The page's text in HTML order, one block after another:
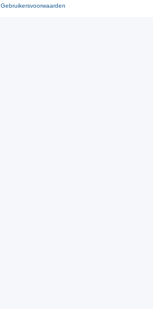
Gebruikersvoorwaarden